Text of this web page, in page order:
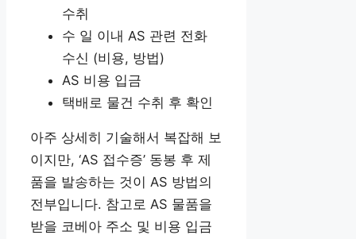
수취
수 일 이내 AS 관련 전화
수신 (비용, 방법)
AS 비용 입금
택배로 물건 수취 후 확인
아주 상세히 기술해서 복잡해 보
이지만, ‘AS 접수증’ 동봉 후 제
품을 발송하는 것이 AS 방법의
전부입니다. 참고로 AS 물품을
받을 코베아 주소 및 비용 입금